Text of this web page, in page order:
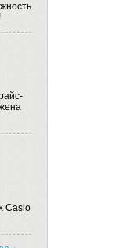
Casio